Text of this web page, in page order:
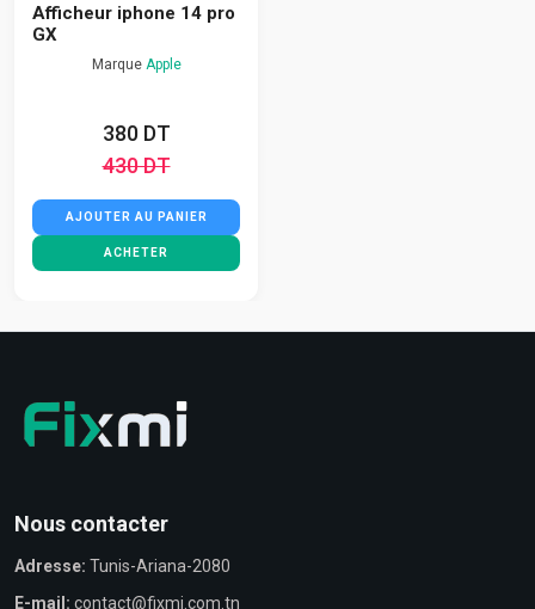
Afficheur iphone 14 pro
GX
Marque Apple
380 DT
430 DT
AJOUTER AU PANIER
ACHETER
Nous contacter
Adresse: Tunis-Ariana-2080
E-mail: contact@fixmi.com.tn